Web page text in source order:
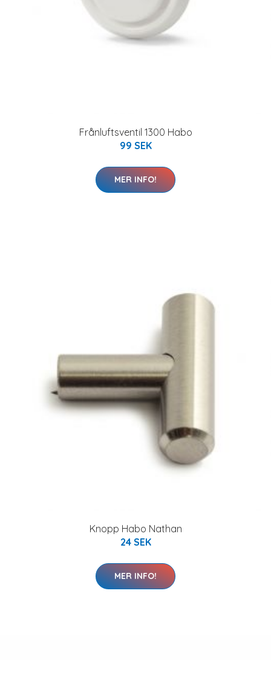
Frånluftsventil 1300 Habo
99 SEK
MER INFO!
Knopp Habo Nathan
24 SEK
MER INFO!